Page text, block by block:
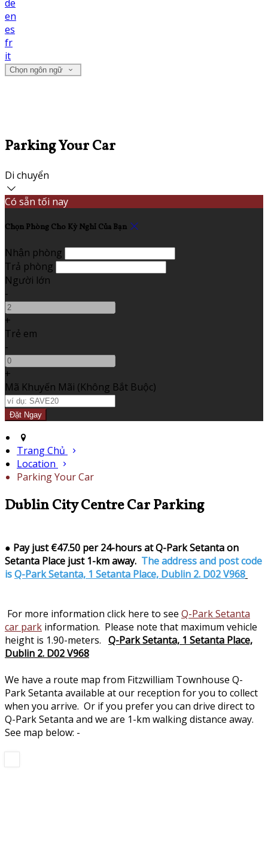
de
en
es
fr
it
Chọn ngôn ngữ
Parking Your Car
Di chuyển
Có sẵn tối nay
Chọn Phòng Cho Kỳ Nghỉ Của Bạn
Nhận phòng
Trả phòng
Người lớn
-
+
Trẻ em
-
+
Mã Khuyến Mãi (Không Bắt Buộc)
Trang Chủ
Location
Parking Your Car
Dublin City Centre Car Parking
● Pay just €47.50 per 24-hours at Q-Park Setanta on
Setanta Place just 1-km away. The address and post code
isQ-Park Setanta, 1 Setanta Place, Dublin 2. D02 V968
For more information click here to see Q-Park Setanta
car park information. Please note that maximum vehicle
height is 1.90-meters. Q-Park Setanta, 1 Setanta Place,
Dublin 2. D02 V968
We have a route map from Fitzwilliam Townhouse Q-
Park Setanta available at our reception for you to collect
when you arrive. Or if you prefer you can drive direct to
Q-Park Setanta and we are 1-km walking distance away.
See map below: -